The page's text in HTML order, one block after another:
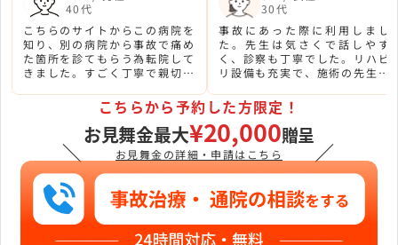
40代
こちらのサイトからこの病院を
知り、別の病院から事故で痛め
た箇所を診てもらう為転院して
きました。すごく丁寧で親切に
してよかったです。
30代
事故にあった際に利用しまし
た。先生は気さくで話しやす
く、診察も丁寧でした。リハビ
リ設備も充実で、施術の先生方
です。
＼
こちらから予約した方限定！
お見舞金最大¥20,000贈呈
お見舞金の詳細・申請はこちら ／